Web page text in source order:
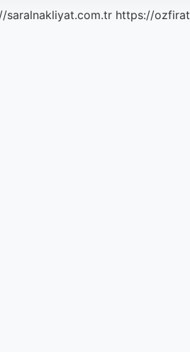
saralnakliyat.com.tr https://